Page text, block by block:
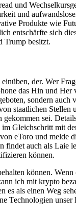
und
und
Produkte wie
entschärfte sich
Trump besitzt.
der. Wer
das Hin und
sondern
staatlichen
sei.
Gleichschritt
eToro und
auch als Laie
können.
können.
ich mit krypto
als einen Weg
Technologien